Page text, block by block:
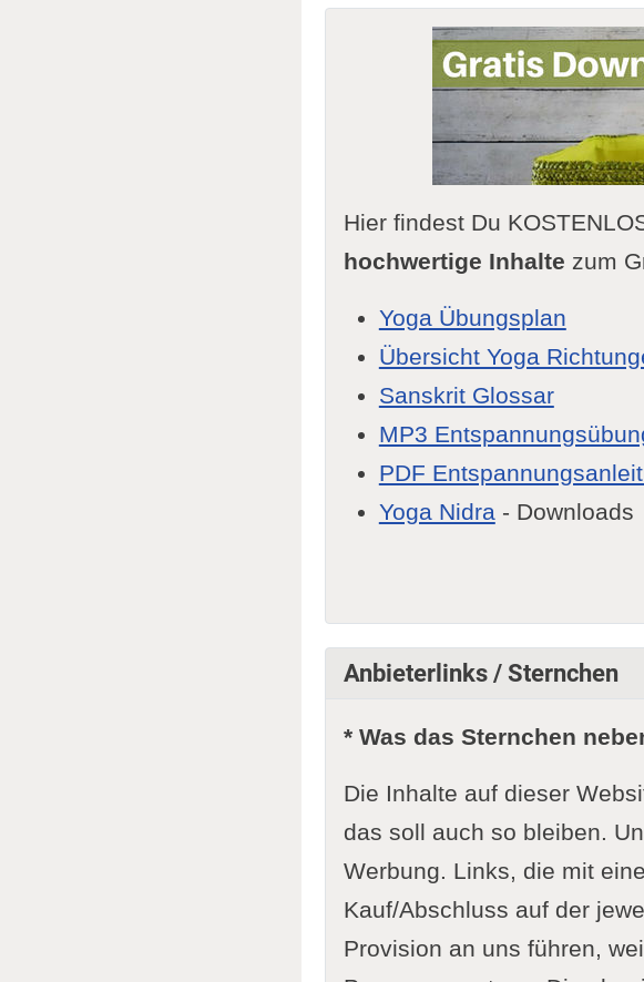
Hier findest Du
hochwertige Inhalte zum
Yoga Übungsplan
Übersicht Yoga
Sanskrit Glossar
MP3
PDF
Yoga Nidra- Downloads
Anbieterlinks / Sternchen
* Was das Sternchen
Die Inhalte auf dieser
das soll auch so bleiben.
Werbung. Links, die mit
Kauf/Abschluss auf der
Provision an uns führen,